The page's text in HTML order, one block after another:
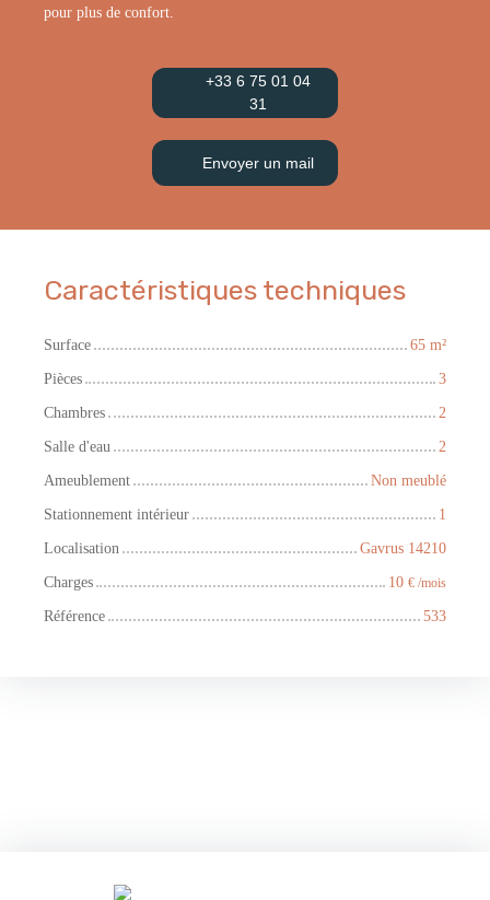
pour plus de confort.
+33 6 75 01 04
31
Envoyer un mail
Caractéristiques techniques
Surface 65 m²
Pièces
3
Chambres
2
Salle d'eau
2
Ameublement
Non meublé
Stationnement intérieur
1
Localisation
Gavrus 14210
Charges
10 € /mois
Référence 533